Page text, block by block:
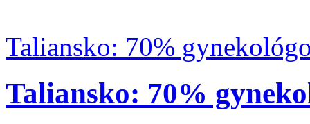
Taliansko: 70%
Taliansko: 70%